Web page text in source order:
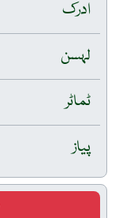
ادرک
لہسن
ٹماٹر
پیاز